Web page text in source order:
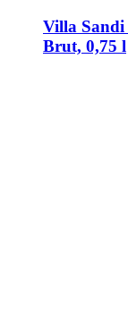
Villa Sandi
Brut, 0,75 l